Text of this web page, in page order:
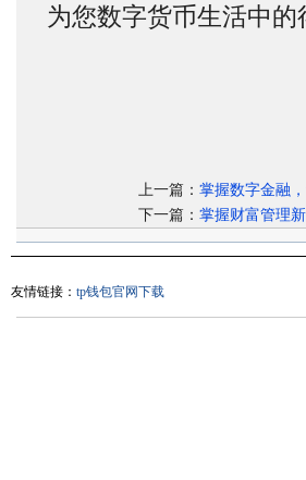
为您数字货币生活中的
上一篇： 掌握数字金融
下一篇： 掌握财富管理
友情链接： tp钱包官网下载